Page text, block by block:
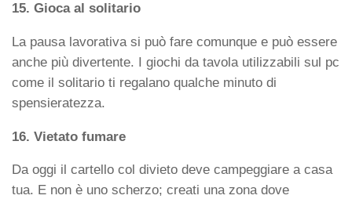
15. Gioca al solitario
La pausa lavorativa si può fare comunque e può essere
anche più divertente. I giochi da tavola utilizzabili sul pc
come il solitario ti regalano qualche minuto di
spensieratezza.
16. Vietato fumare
Da oggi il cartello col divieto deve campeggiare a casa
tua. E non è uno scherzo; creati una zona dove